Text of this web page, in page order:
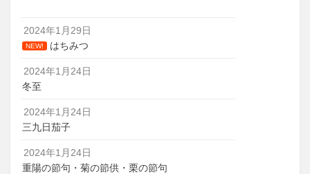
2024年1月29日
NEW! はちみつ
2024年1月24日
冬至
2024年1月24日
三九日茄子
2024年1月24日
重陽の節句・菊の節供・栗の節句